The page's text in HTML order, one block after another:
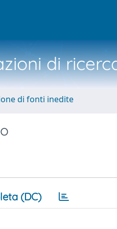
di
di fonti inedite
(DC)